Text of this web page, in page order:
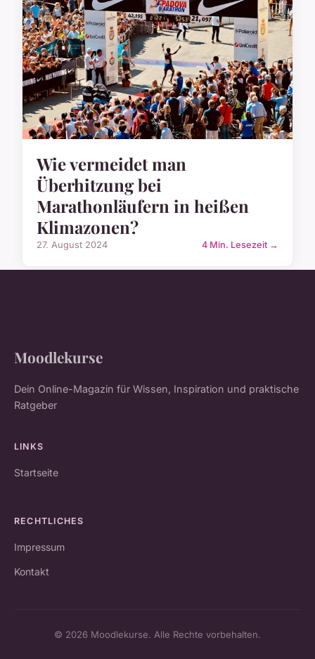
Wie vermeidet man
Überhitzung bei
Marathonläufern in heißen
Klimazonen?
27. August 2024 4 Min. Lesezeit →
Moodlekurse
Dein Online-Magazin für Wissen, Inspiration und praktische
Ratgeber
LINKS
Startseite
RECHTLICHES
Impressum
Kontakt
© 2026 Moodlekurse. Alle Rechte vorbehalten.